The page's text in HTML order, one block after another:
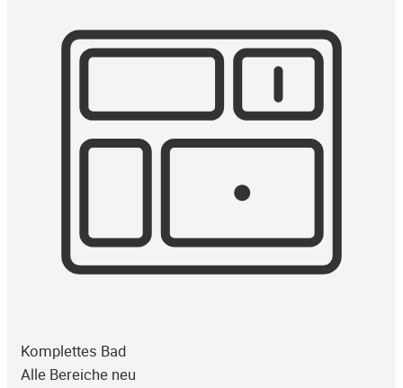
Komplettes Bad
Alle Bereiche neu